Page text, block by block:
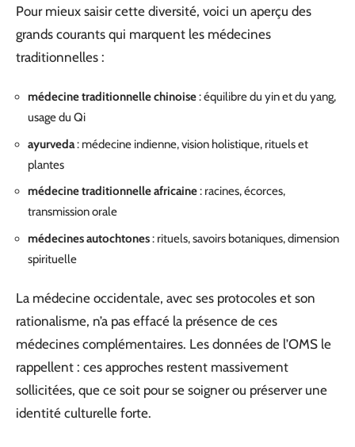
Pour mieux saisir cette diversité, voici un aperçu des
grands courants qui marquent les médecines
traditionnelles :
médecine traditionnelle chinoise: équilibre du yin et du yang,
usage du Qi
ayurveda: médecine indienne, vision holistique, rituels et
plantes
médecine traditionnelle africaine: racines, écorces,
transmission orale
médecines autochtones: rituels, savoirs botaniques, dimension
spirituelle
La médecine occidentale, avec ses protocoles et son
rationalisme, n’a pas effacé la présence de ces
médecines complémentaires. Les données de l’OMS le
rappellent : ces approches restent massivement
sollicitées, que ce soit pour se soigner ou préserver une
identité culturelle forte.